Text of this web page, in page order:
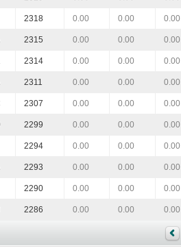
2318 0.00 0.00 0.00
2315 0.00 0.00 0.00
2314 0.00 0.00 0.00
2311 0.00 0.00 0.00
2307 0.00 0.00 0.00
2299 0.00 0.00 0.00
2294 0.00 0.00 0.00
2293 0.00 0.00 0.00
2290 0.00 0.00 0.00
2286 0.00 0.00 0.00